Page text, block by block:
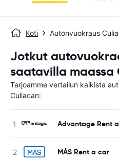
Koti Autonvuokraus
Jotkut
saatavilla maassa
Tarjoamme vertailun kaikista
Culiacan:
Advantage Rent
MÁS Rent a car